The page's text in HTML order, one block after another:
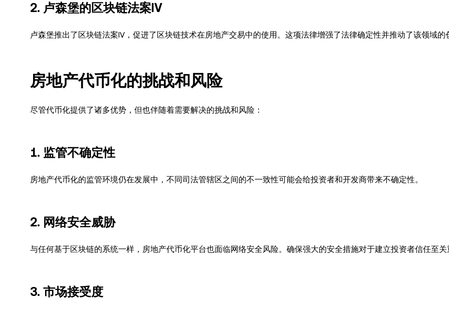
2. 卢森堡的区块链法案IV
卢森堡推出了区块链法案IV，促进了区块链技术在房地产交易中的使用。这项法律增强了法律确定性并推动了该领域的
房地产代币化的挑战和风险
尽管代币化提供了诸多优势，但也伴随着需要解决的挑战和风险：
1. 监管不确定性
房地产代币化的监管环境仍在发展中，不同司法管辖区之间的不一致性可能会给投资者和开发商带来不确定性。
2. 网络安全威胁
与任何基于区块链的系统一样，房地产代币化平台也面临网络安全风险。确保强大的安全措施对于建立投资者信任至关
3. 市场接受度